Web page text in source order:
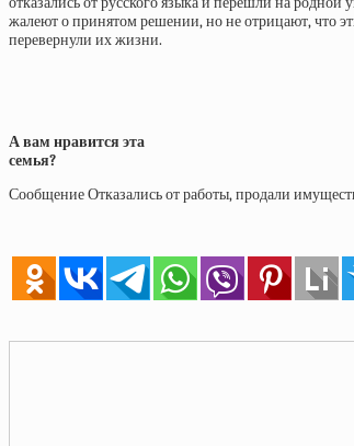
жалеют о принятом решении, но не отрицают, что
перевернули их жизни.
А вам нравится эта
семья?
Сообщение Отказались от работы, продали